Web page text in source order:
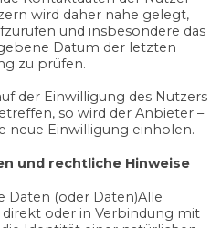
wird daher nahe gelegt,
und insbesondere das
Datum der letzten
zu prüfen.
der Einwilligung des Nutzers
so wird der Anbieter –
neue Einwilligung einholen.
und rechtliche Hinweise
Daten (oder Daten)Alle
oder in Verbindung mit